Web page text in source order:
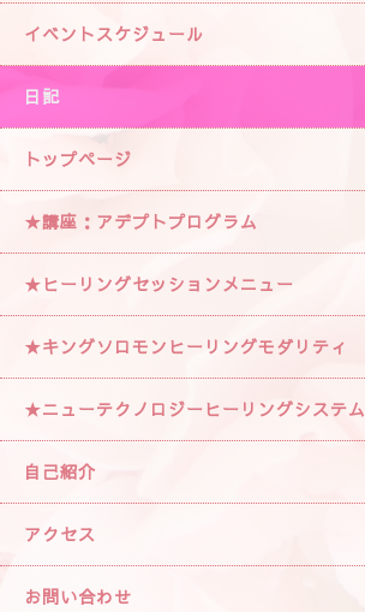
イベントスケジュール
日記
トップページ
★講座：アデプトプログラム
★ヒーリングセッションメニュー
★キングソロモンヒーリングモダリティ
★ニューテクノロジーヒーリングシステム
自己紹介
アクセス
お問い合わせ